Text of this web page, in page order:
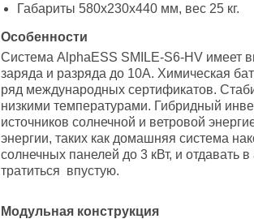
Габариты 580х230х440 мм, вес 25 кг.
Особенности
Система AlphaESS SMILE-S6-HV имеет
заряда и разряда до 10A. Химическая
ряд международных сертификатов.
низкими температурами. Гибридный
источников солнечной и ветровой
энергии, таких как домашняя система
солнечных панелей до 3 кВт, и отдавать
тратиться впустую.
Модульная конструкция